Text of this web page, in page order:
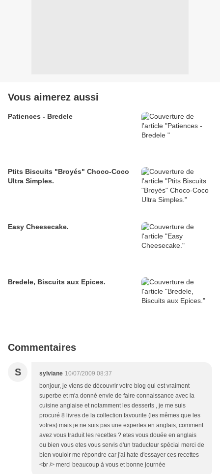
Vous aimerez aussi
Patiences - Bredele
Ptits Biscuits "Broyés" Choco-Coco
Ultra Simples.
Easy Cheesecake.
Bredele, Biscuits aux Epices.
Commentaires
S sylviane 10/07/2009 08:37
bonjour, je viens de découvrir votre blog qui est vraiment
superbe et m'a donné envie de faire connaissance avec la
cuisine anglaise et notamment les desserts , je me suis
procuré 8 livres de la collection favourite (les mêmes que les
votres) mais je ne suis pas une expertes en anglais; comment
avez vous traduit les recettes ? etes vous douée en anglais
ou bien vous etes vous servis d'un traducteur spécial merci de
bien vouloir me répondre car j'ai hate d'essayer ces recettes
<br /> merci beaucoup à vous et bonne journée